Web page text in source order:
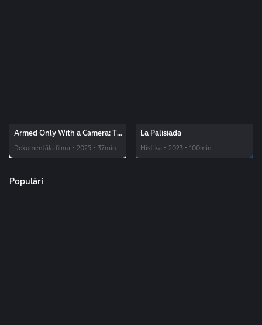
Armed Only With a Camera: The
Dokumentāla filma • 2025 • 37min.
La Palisiada
Mistika • 2023 • 100min.
Populāri